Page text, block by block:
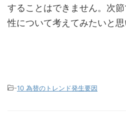
することはできません。次
性について考えてみたいと思
-10 為替のトレンド発生要因